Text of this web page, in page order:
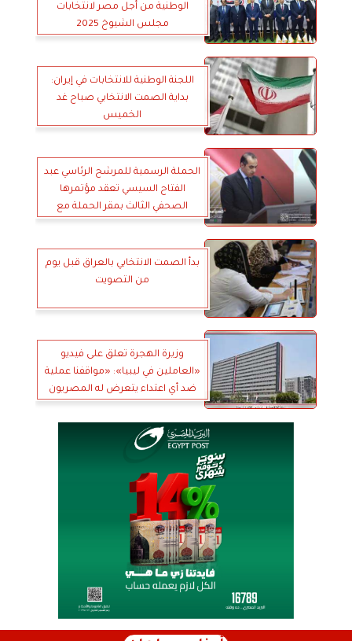
الوطنية من أجل مصر لانتخابات
مجلس الشيوخ 2025
اللجنة الوطنية للانتخابات في إيران:
بداية الصمت الانتخابي صباح غد
الخميس
الحملة الرسمية للمرشح الرئاسي عبد
الفتاح السيسي تعقد مؤتمرها
الصحفي الثالث بمقر الحملة مع
بدأ الصمت الانتخابي بالعراق قبل يوم
من التصويت
وزيرة الهجرة تعلق على فيديو
«العاملين في ليبيا»: «مواقفنا عملية
ضد أي اعتداء يتعرض له المصريون